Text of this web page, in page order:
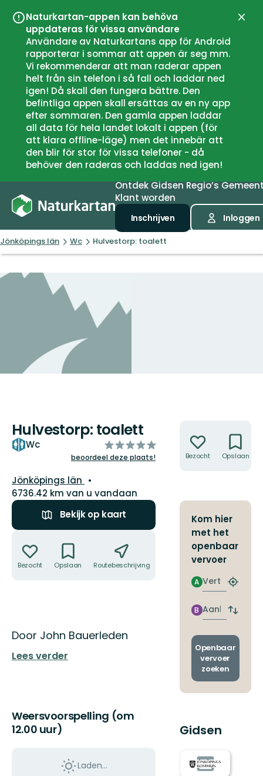
Naturkartan-appen kan behöva
uppdateras för vissa användare
Användare av Naturkartans app för Android
rapporterar i sommar att appen är seg mm.
Vi rekommenderar att man raderar appen
helt från sin telefon i så fall och laddar ned
igen! Då skall den fungera bättre. Den
befintliga appen skall ersättas av en ny app
efter sommaren. Den gamla appen laddar
all data för hela landet lokalt i appen (för
att klara offline-läge) men det innebär att
den blir för stor för vissa telefoner - då
behöver den raderas och laddas ned igen!
OntdekGidsenRegio’s
Klant worden
Inschrijven Inloggen
Jönköpings län Wc Hulvestorp: toalett
Hulvestorp: toalett
Wc
van
5
beoordeel deze plaats!
Regio:
Jönköpings län
6736.42 km van u vandaan
Bekijk op kaart
Bezocht Opslaan Routebeschrijving
Omschrijving
Door John Bauerleden
Lees verder
Weersvoorspelling (om
12.00 uur)
Laden…
Bezocht Opslaan
Kom hier
met het
openbaar
vervoer
Vertrek
A
Zoek
halte
Aankomst
B
Wissel
en
Openbaar
vervoer
zoeken
Gidsen